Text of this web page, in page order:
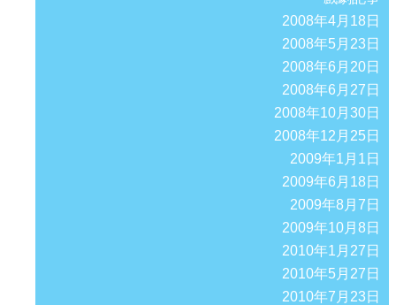
2008年4月18日
2008年5月23日
2008年6月20日
2008年6月27日
2008年10月30日
2008年12月25日
2009年1月1日
2009年6月18日
2009年8月7日
2009年10月8日
2010年1月27日
2010年5月27日
2010年7月23日